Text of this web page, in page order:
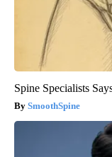
Spine Specialists
SmoothSpine